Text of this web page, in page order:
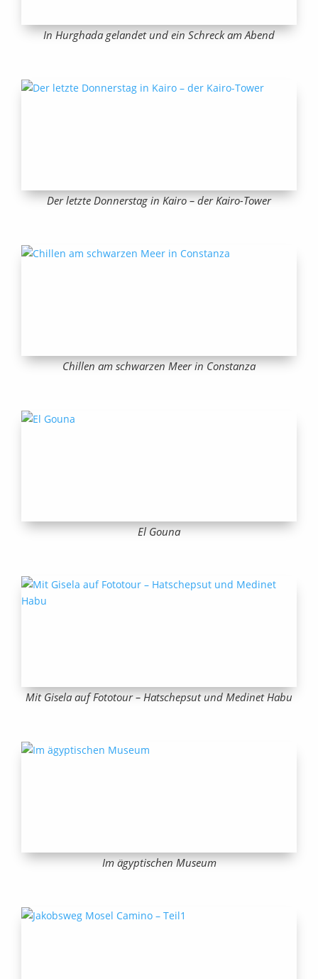
In Hurghada gelandet und ein Schreck am Abend
Der letzte Donnerstag in Kairo – der Kairo-Tower
Chillen am schwarzen Meer in Constanza
El Gouna
Mit Gisela auf Fototour – Hatschepsut und Medinet Habu
Im ägyptischen Museum